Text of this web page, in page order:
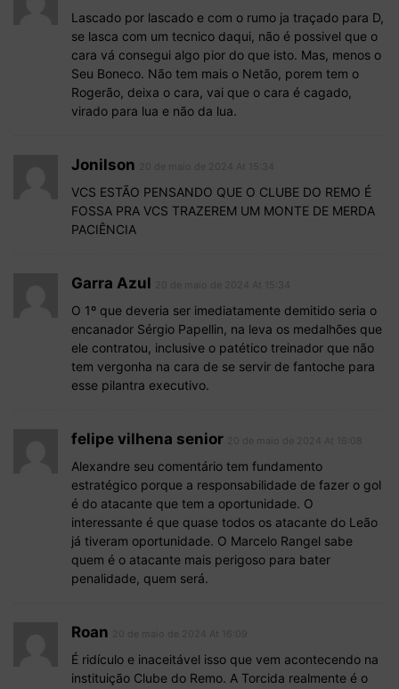
Lascado por lascado e com o rumo ja traçado para D,
se lasca com um tecnico daqui, não é possivel que o
cara vá consegui algo pior do que isto. Mas, menos o
Seu Boneco. Não tem mais o Netão, porem tem o
Rogerão, deixa o cara, vai que o cara é cagado,
virado para lua e não da lua.
Jonilson
VCS ESTÃO PENSANDO QUE O CLUBE DO REMO É
FOSSA PRA VCS TRAZEREM UM MONTE DE MERDA
PACIÊNCIA
Garra Azul
O 1º que deveria ser imediatamente demitido seria o
encanador Sérgio Papellin, na leva os medalhões que
ele contratou, inclusive o patético treinador que não
tem vergonha na cara de se servir de fantoche para
esse pilantra executivo.
felipe vilhena senior
Alexandre seu comentário tem fundamento
estratégico porque a responsabilidade de fazer o gol
é do atacante que tem a oportunidade. O
interessante é que quase todos os atacante do Leão
já tiveram oportunidade. O Marcelo Rangel sabe
quem é o atacante mais perigoso para bater
penalidade, quem será.
Roan
É ridículo e inaceitável isso que vem acontecendo na
instituição Clube do Remo. A Torcida realmente é o